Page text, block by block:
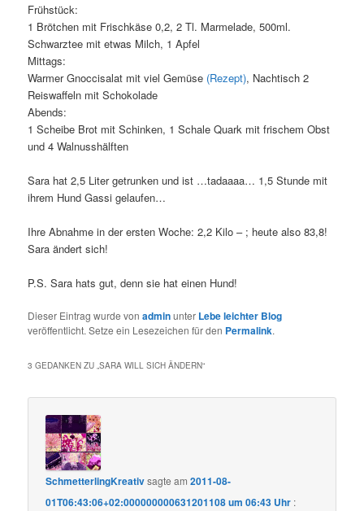
Frühstück:
1 Brötchen mit Frischkäse 0,2, 2 Tl. Marmelade, 500ml.
Schwarztee mit etwas Milch, 1 Apfel
Mittags:
Warmer Gnoccisalat mit viel Gemüse (Rezept), Nachtisch 2
Reiswaffeln mit Schokolade
Abends:
1 Scheibe Brot mit Schinken, 1 Schale Quark mit frischem Obst
und 4 Walnusshälften
Sara hat 2,5 Liter getrunken und ist …tadaaaa… 1,5 Stunde mit
ihrem Hund Gassi gelaufen…
Ihre Abnahme in der ersten Woche: 2,2 Kilo – ; heute also 83,8!
Sara ändert sich!
P.S. Sara hats gut, denn sie hat einen Hund!
Dieser Eintrag wurde vonadminunter Lebe leichter Blog
veröffentlicht. Setze ein Lesezeichen für den Permalink.
3 GEDANKEN ZU „SARA WILL SICH ÄNDERN“
SchmetterlingKreativsagte am2011-08-
01T06:43:06+02:000000000631201108 um 06:43 Uhr :